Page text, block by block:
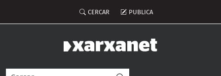
Menú del compte d'usuari
CERCAR PUBLICA
Cerca